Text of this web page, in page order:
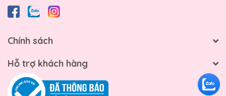
Chính sách
Hỗ trợ khách hàng